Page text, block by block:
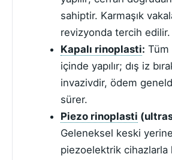
sahiptir. Karmaşık
revizyonda tercih edilir.
Kapalı rinoplasti: Tüm
içinde yapılır; dış iz
invazivdir, ödem
sürer.
Piezo rinoplasti
Geleneksel keski
piezoelektrik cihazlarla